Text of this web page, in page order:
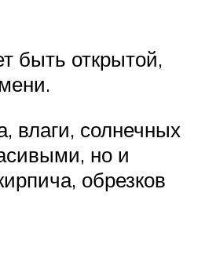
быть открытой,
влаги, солнечных
но и
обрезков